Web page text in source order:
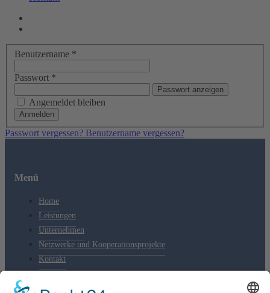
Benutzername *
Passwort *
Passwort anzeigen
Angemeldet bleiben
Anmelden
Passwort vergessen? Benutzername vergessen?
Menü
Home
Leistungen
Unternehmen
Netzwerke und Kooperationsprojekte
Kontakt